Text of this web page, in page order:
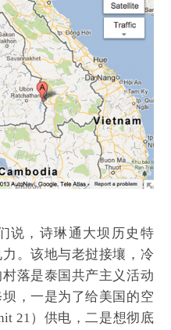
说，诗琳通大坝历史特
。该地与老挝接壤，冷
落是泰国共产主义活动
，一是为了给美国的空
21）供电，二是想彻底